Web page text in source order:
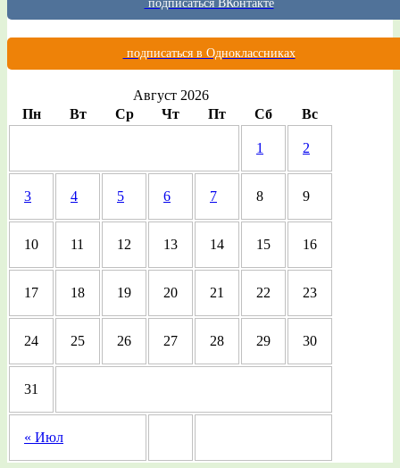
подписаться ВКонтакте
подписаться в Одноклассниках
Август 2026
Пн
Вт Ср Чт Пт Сб Вс
« Июл
1 2
3 4 5 6 7 8 9
10 11 12 13 14 15 16
17 18 19 20 21 22 23
24 25 26 27 28 29 30
31